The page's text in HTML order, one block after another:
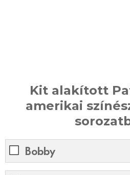
Kit alakított
amerikai
Bobby